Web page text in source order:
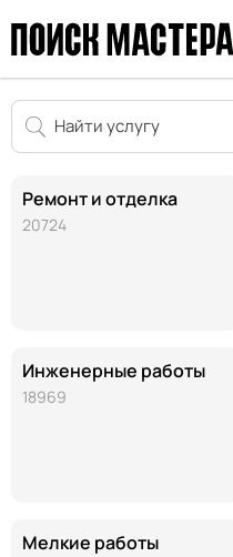
Ремонт и отделка
20724
Инженерные работы
18969
Мелкие работы